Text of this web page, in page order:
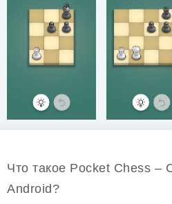
Что такое Pocket Chess –
Android?